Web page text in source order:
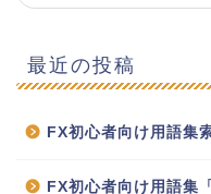
最近の投稿
FX初心者向け用語集
FX初心者向け用語集